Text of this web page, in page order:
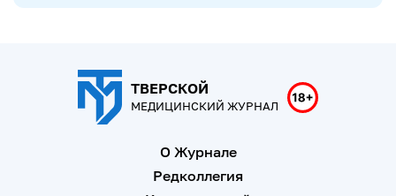
ТВЕРСКОЙ
МЕДИЦИНСКИЙ ЖУРНАЛ
О Журнале
Редколлегия